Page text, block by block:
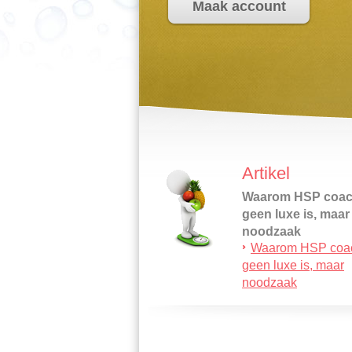
Maak account
Artikel
Waarom HSP
geen luxe is, maar
noodzaak
Als hoogsensitief
persoon (HSP) leef
intenser, sneller en
Waarom HSP
geen luxe is, maar
noodzaak